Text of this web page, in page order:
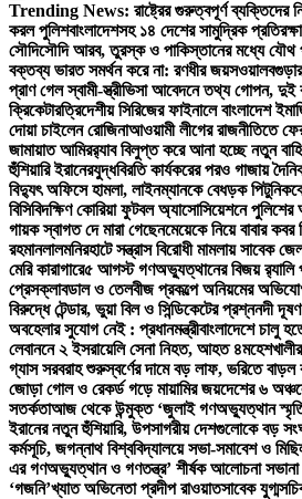
Trending News: রাষ্ট্রের গুরুত্বপূর্ণ ব্যক্তিদের
করল পুলিশবাংলাদেশসহ ১৪ দেশের সামুদ্রিক
সৌদিসৌদি আরব, তুরস্ক ও পাকিস্তানের মধ্যে যৌথ
বক্তব্য ভারত সমর্থন করে না: রণধীর জয়সওয়াল
প্রাণ গেল স্বামী-স্ত্রীভিসা আবেদনে তথ্য গোপন, দুই
ক্রিকেটারত্রিদেশীয় সিরিজের ফাইনালে বাংলাদেশ
দোয়া চাইলেন রোজিনাআওয়ামী লীগের রাজনীতিতে
জামায়াত আমিরর‍্যাব বিলুপ্ত করে আনা হচ্ছে নতুন
হুঁশিয়ারি ইরানেরযুদ্ধবিরতি কার্যকরের পরও গাজায়
বিদ্যুৎ অফিসে হামলা, লাইনম্যানকে বেধড়ক পিটুনি
বিসিবিদক্ষিণ কোরিয়া ফুটবল অ্যাসোসিয়েশনে পুলিশের
গায়ক স্বাগত দে মারা গেছেনমেয়েকে নিয়ে বাবার কবর
রহমানলালমনিরহাটে সন্ত্রাস বিরোধী মামলায় সাবেক
মেরি কারাগারে৫ আগস্ট গণঅভ্যুত্থানের বিজয় র‍্যালি
প্রেসক্লাবডাল ও তেলবীজ প্রকল্পে অনিয়মের
বিরুদ্ধে টেন্ডার, ভুয়া বিল ও সিন্ডিকেটের প্রশ্ননদী
অবহেলার সুযোগ নেই : প্রধানমন্ত্রীবাংলাদেশে চালু
লেবাননে ২ ইসরায়েলি সেনা নিহত, আহত ৪
গ্যাস সরবরাহ শুরুস্বর্ণের দামে বড় লাফ, ভরিতে
জোড়া গোল ও রেকর্ড গড়ে মায়ামির জয়দেশের ৬
সতর্কতাআজ থেকে উন্মুক্ত ‘জুলাই গণঅভ্যুত্থান
ইরানের নতুন হুঁশিয়ারি, উপসাগরীয় দেশগুলোকে বড়
কর্মসূচি, জগন্নাথ বিশ্ববিদ্যালয়ে সভা-সমাবেশ ও
এর গণঅভ্যুত্থান ও গণতন্ত্র’ শীর্ষক আলোচনা সভা
‘গজনি’খ্যাত অভিনেতা প্রদীপ রাওয়াতসাবেক